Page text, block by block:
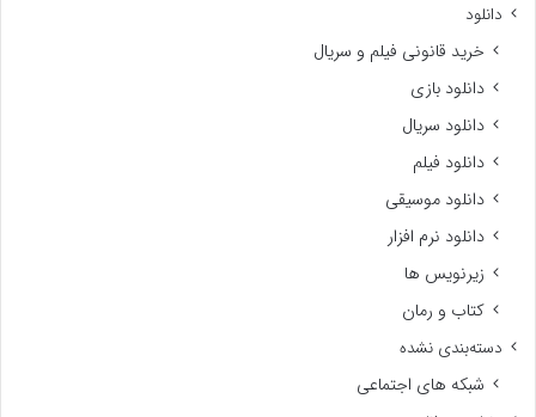
دانلود
خرید قانونی فیلم و سریال
دانلود بازی
دانلود سریال
دانلود فیلم
دانلود موسیقی
دانلود نرم افزار
زیرنویس ها
کتاب و رمان
دسته‌بندی نشده
شبکه های اجتماعی